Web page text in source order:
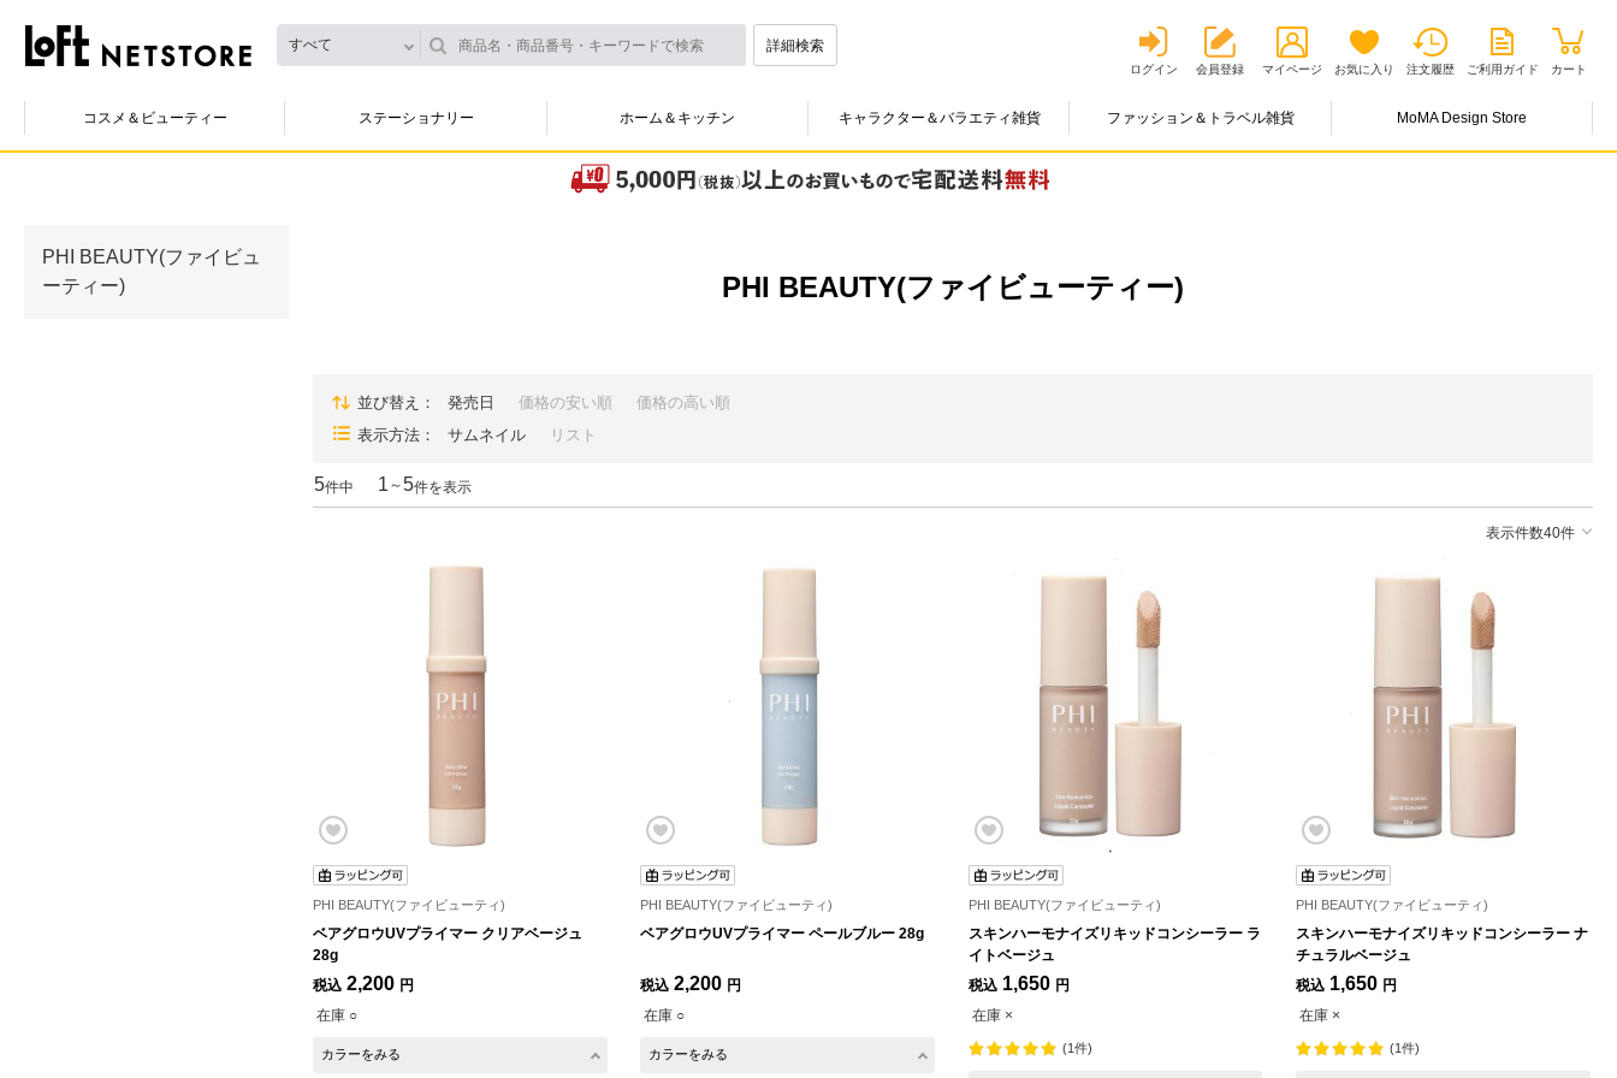
すべて 詳細検索
ログイン 会員登録 マイページ お気に入り 注文履歴 ご利用ガイド カート
コスメ＆ビューティー ステーショナリー ホーム＆キッチン キャラクター＆バラエティ雑貨 ファッション＆トラベル雑貨 MoMA Design Store
PHI BEAUTY(ファイビュ
ーティー)
PHI BEAUTY(ファイビューティー)
並び替え 発売日 価格の安い順
価格の高い順
表示方法
サムネイル リスト
5件中 1 ～5件を表示
表示件数40件
PHI BEAUTY(ファイビューティ)
ベアグロウUVプライマー クリアベージュ
28g
税込 2,200 円
在庫 ○
カラーをみる
PHI BEAUTY(ファイビューティ)
ベアグロウUVプライマー ペールブルー 28g
税込 2,200 円
在庫 ○
カラーをみる
PHI BEAUTY(ファイビューティ)
スキンハーモナイズリキッドコンシーラー ラ
イトベージュ
税込 1,650 円
在庫 ×
(1件)
PHI BEAUTY(ファイビューティ)
スキンハーモナイズリキッドコンシーラー ナ
チュラルベージュ
税込 1,650 円
在庫 ×
(1件)